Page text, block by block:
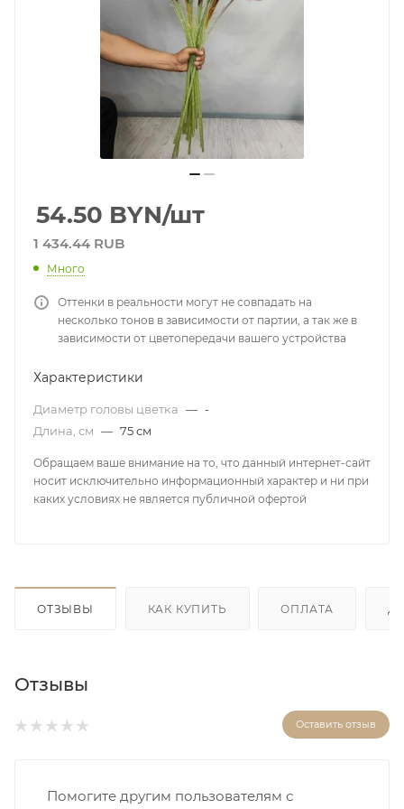
54.50 BYN/шт
1 434.44 RUB
Много
Оттенки в реальности могут не совпадать на
несколько тонов в зависимости от партии, а так же в
зависимости от цветопередачи вашего устройства
Характеристики
Диаметр головы цветка — -
Длина, см — 75 см
Обращаем ваше внимание на то, что данный интернет-сайт
носит исключительно информационный характер и ни при
каких условиях не является публичной офертой
ОТЗЫВЫ КАК КУПИТЬ ОПЛАТА
Отзывы
Оставить отзыв
Помогите другим пользователям с